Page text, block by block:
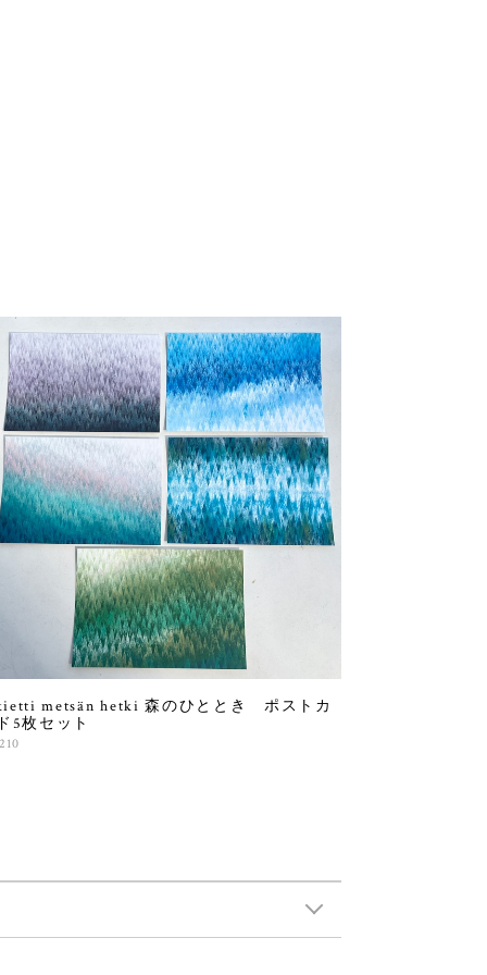
metsän hetki 森のひととき ポストカ
5枚セット